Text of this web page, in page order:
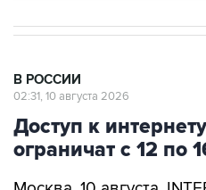
В РОССИИ
02:31, 10 августа 2026
Доступ к
ограничат с 12 по